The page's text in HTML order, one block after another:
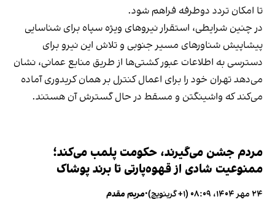
تا امکان تردد دوطرفه فراهم شود.
در چنین شرایطی، استقرار نیروهای ویژه سپاه برای شناسایی
پیشاپیش شناورهای مسیر جنوبی و تلاش این نیرو برای
دسترسی به اطلاعات عبور کشتی‌ها از طریق منابع عمانی، نشان
می‌دهد تهران خود را برای اعمال کنترل بر همان کریدوری آماده
می‌کند که واشینگتن و مسقط در حال گسترش آن هستند.
مردم جشن می‌گیرند، حکومت پلمب می‌کند؛
ممنوعیت شادی از قهوه‌پارتی تا برند پوشاک
۲۴ مهر ۱۴۰۴، ۰۸:۰۹ (‎+۱ گرینویچ) •مریم مقدم